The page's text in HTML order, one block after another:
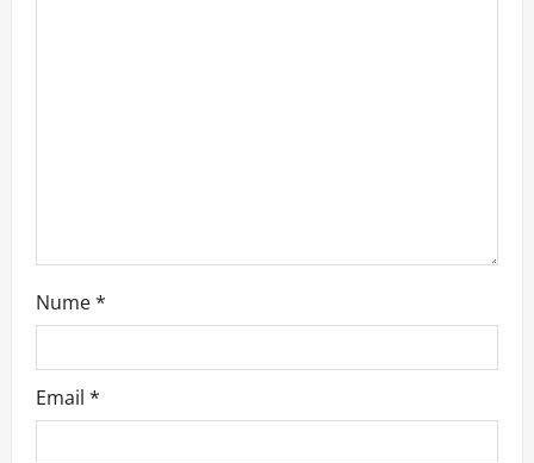
Nume*
Email *